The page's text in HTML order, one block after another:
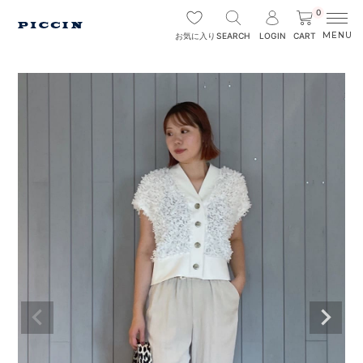
お気に入り SEARCH LOGIN
0
CART